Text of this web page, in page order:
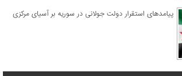
پیامدهای استقرار دولت جولانی در سوریه بر آسیای مرکزی